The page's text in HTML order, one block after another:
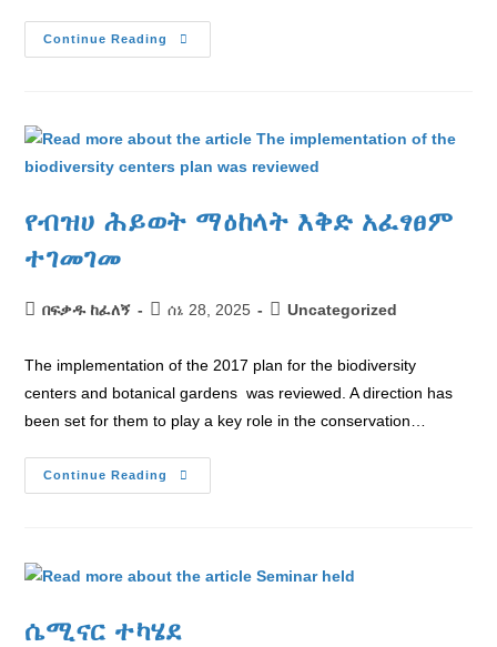
Continue Reading
የብዝሀ ሕይወት ማዕከላት እቅድ አፈፃፀም
ተገመገመ
በፍቃዱ ከፈለኝ ሰኔ 28, 2025 Uncategorized
The implementation of the 2017 plan for the biodiversity
centers and botanical gardens was reviewed. A direction has
been set for them to play a key role in the conservation…
Continue Reading
ሴሚናር ተካሄደ